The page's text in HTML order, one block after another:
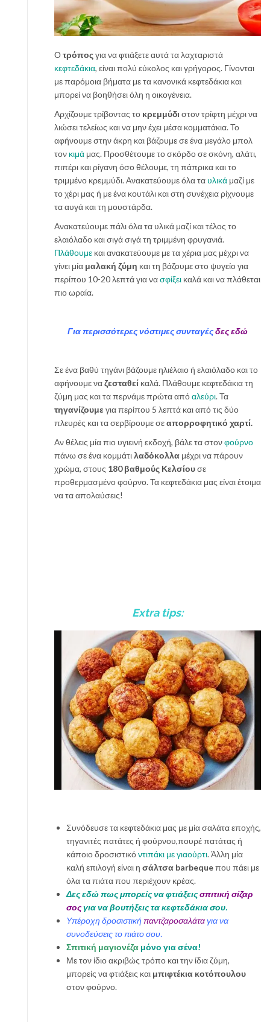
Οτρόποςγια να φτιάξετε αυτά τα λαχταριστά
κεφτεδάκια, είναι πολύ εύκολος και γρήγορος. Γίνονται
με παρόμοια βήματα με τα κανονικά κεφτεδάκια και
μπορεί να βοηθήσει όλη η οικογένεια.
Αρχίζουμε τρίβοντας το κρεμμύδι στον τρίφτη μέχρι να
λιώσει τελείως και να μην έχει μέσα κομματάκια. Το
αφήνουμε στην άκρη και βάζουμε σε ένα μεγάλο μπολ
τον κιμά μας. Προσθέτουμε το σκόρδο σε σκόνη, αλάτι,
πιπέρι και ρίγανη όσο θέλουμε, τη πάπρικα και το
τριμμένο κρεμμύδι. Ανακατεύουμε όλα ταυλικά μαζί με
το χέρι μας ή με ένα κουτάλι και στη συνέχεια ρίχνουμε
τα αυγά και τη μουστάρδα.
Ανακατεύουμε πάλι όλα τα υλικά μαζί και τέλος το
ελαιόλαδο και σιγά σιγά τη τριμμένη φρυγανιά.
Πλάθουμε και ανακατεύουμε με τα χέρια μας μέχρι να
γίνει μία μαλακή ζύμη και τη βάζουμε στο ψυγείο για
περίπου 10-20 λεπτά για νασφίξει καλά και να πλάθεται
πιο ωραία.
Για περισσότερες νόστιμες συνταγέςδες εδώ
Σε ένα βαθύ τηγάνι βάζουμε ηλιέλαιο ή ελαιόλαδο και το
αφήνουμε ναζεσταθεί καλά. Πλάθουμε κεφτεδάκια τη
ζύμη μας και τα περνάμε πρώτα απόαλεύρι. Τα
τηγανίζουμε για περίπου 5 λεπτά και από τις δύο
πλευρές και τα σερβίρουμε σεαπορροφητικό χαρτί.
Αν θέλεις μία πιο υγιεινή εκδοχή, βάλε τα στονφούρνο
πάνω σε ένα κομμάτιλαδόκολλα μέχρι να πάρουν
χρώμα, στους 180 βαθμούς Κελσίουσε
προθερμασμένο φούρνο. Τα κεφτεδάκια μας είναι έτοιμα
να τα απολαύσεις!
Extra tips:
Συνόδευσε τα κεφτεδάκια μας με μία σαλάτα εποχής,
τηγανιτές πατάτες ή φούρνου,πουρέ πατάτας ή
κάποιο δροσιστικόντιπάκι με γιαούρτι. Άλλη μία
καλή επιλογή είναι η σάλτσα barbequeπου πάει με
όλα τα πιάτα που περιέχουν κρέας.
Δες εδώ πως μπορείς να φτιάξειςσπιτική σίζαρ
σοςγια να βουτήξεις τα κεφτεδάκια σου.
Υπέροχη δροσιστική παντζαροσαλάταγια να
συνοδεύσεις το πιάτο σου.
Σπιτική μαγιονέζα μόνο για σένα!
Με τον ίδιο ακριβώς τρόπο και την ίδια ζύμη,
μπορείς να φτιάξεις και μπιφτέκια κοτόπουλου
στον φούρνο.